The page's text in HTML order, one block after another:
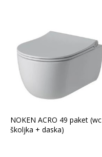
NOKEN ACRO 49 paket (wc
školjka + daska)